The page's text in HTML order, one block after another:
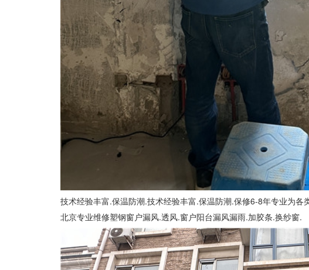
技术经验丰富.保温防潮.技术经验丰富.保温防潮.保修6-8年专业为各
北京专业维修塑钢窗户漏风.透风.窗户阳台漏风漏雨.加胶条.换纱窗.